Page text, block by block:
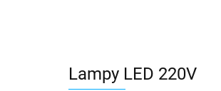
Lampy LED 220V